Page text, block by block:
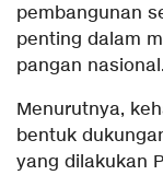
pembangunan
penting dalam
pangan nasional.
Menurutnya,
bentuk
yang dilakukan